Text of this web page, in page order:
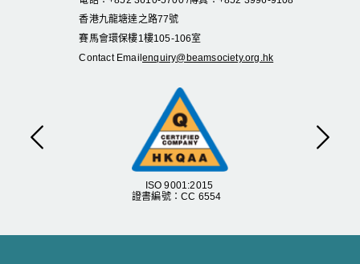
ISO 9001:2015
證書編號：CC 6554
Previous Next
香港九龍塘達之路77號
賽馬會環保樓1樓105-106室
Contact Emailenquiry@beamsociety.org.hk